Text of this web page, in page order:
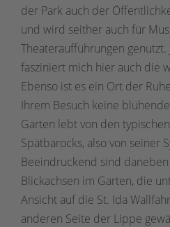
der Park auch der
und wird seither auch für
Theateraufführungen
fasziniert mich hier auch die
Ebenso ist es ein Ort der
Ihrem Besuch keine
Garten lebt von den
Spätbarocks, also von seiner
Beeindruckend sind
Blickachsen im Garten, die
Ansicht auf die St. Ida
anderen Seite der Lippe